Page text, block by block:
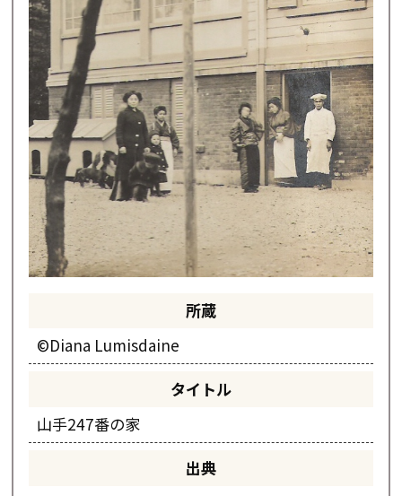
所蔵
©Diana Lumisdaine
タイトル
山手247番の家
出典